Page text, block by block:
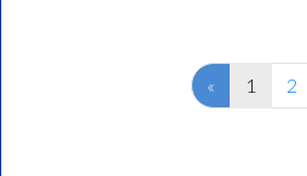
«Previous
1 2